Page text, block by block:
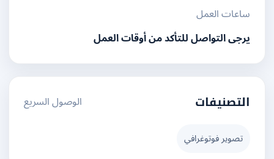
ساعات العمل
يرجى التواصل للتأكد من أوقات العمل
التصنيفات الوصول السريع
تصوير فوتوغرافي